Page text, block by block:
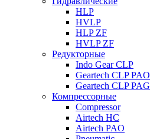
HLP
HVLP
HLP ZF
HVLP ZF
Редукторные
Indo Gear CLP
Geartech CLP PAO
Geartech CLP PAG
Компрессорные
Compressor
Airtech HC
Airtech PAO